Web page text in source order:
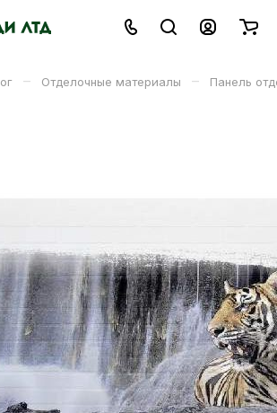
– Отделочные материалы – Панель